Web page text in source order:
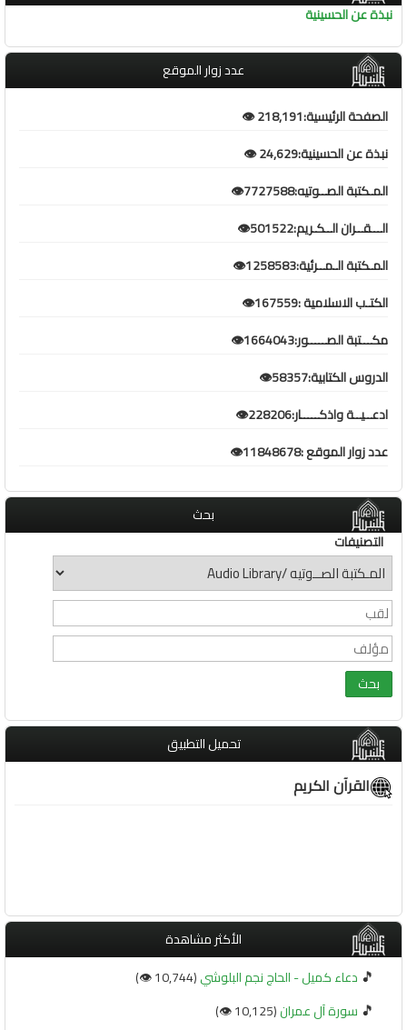
نبذة عن الحسينية
عدد زوار الموقع
الصفحة الرئيسية:218,191 👁️
نبذة عن الحسينية:24,629 👁️
المـكتبة الصــوتيه:7727588👁️
الـــقــران الــكـريم:501522👁️
المـكتبة الـمــرئية:1258583👁️
الكتـب الاسلامية :167559👁️
مكـــتبة الصـــــور:1664043👁️
الدروس الكتابية:58357👁️
ادعــيــة واذكـــــار:228206👁️
عدد زوار الموقع :11848678👁️
بحث
التصنيفات
تحميل التطبيق
القرآن الكريم
الأكثر مشاهدة
🎵 دعاء كميل - الحاج نجم البلوشي(10,744 👁️)
🎵 سورة آل عمران(10,125 👁️)